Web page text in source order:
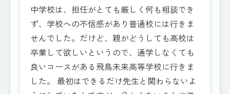
中学校は、担任がとても厳しく何も相談でき
ず、学校への不信感があり普通校には行きま
せんでした。だけど、親がどうしても高校は
卒業して欲しいというので、通学しなくても
良いコースがある飛鳥未来高等学校に行きま
した。 最初はできるだけ先生と関わらないよ